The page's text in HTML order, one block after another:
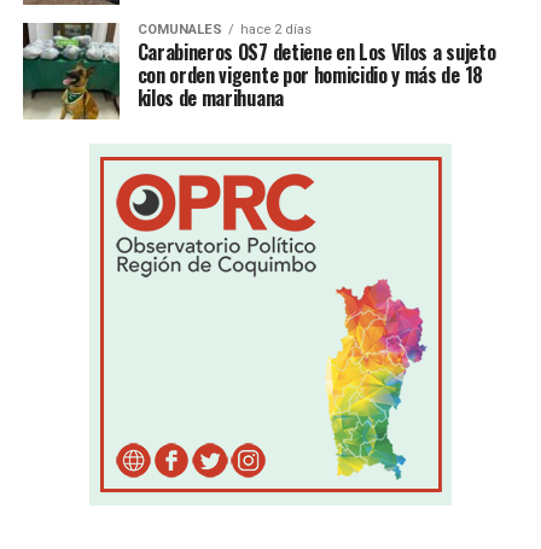
COMUNALES hace 2 días
Carabineros OS7 detiene en Los Vilos a sujeto
con orden vigente por homicidio y más de 18
kilos de marihuana